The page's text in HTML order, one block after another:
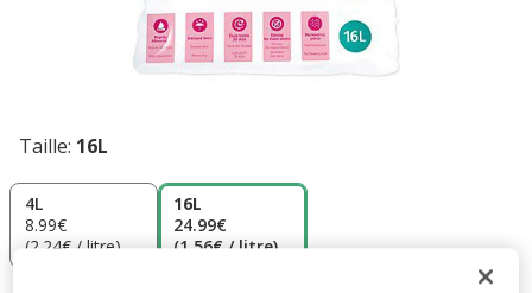
Taille: 16L
4L
8.99€
(2.24€ / litre)
16L
24.99€
(1.56€ / litre)